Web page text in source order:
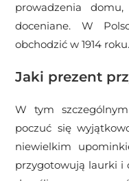
prowadzenia
doceniane. W
obchodzić w 1914 roku.
Jaki prezent
W tym
poczuć się
niewielkim
przygotowują laurki i